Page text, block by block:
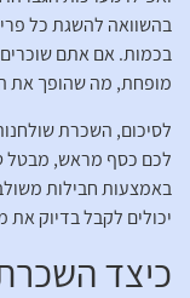
בהשוואה להשגת כל
בכמות. אם אתם
מופחת, מה שהופך את
לסיכום, השכרת
לכם כסף מראש, מבטל
באמצעות חבילות
יכולים לקבל בדיוק
כיצד